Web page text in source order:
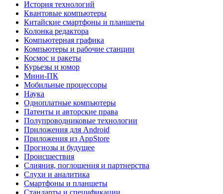
История технологий
Квантовые компьютеры
Китайские смартфоны и планшеты
Колонка редактора
Компьютерная графика
Компьютеры и рабочие станции
Космос и ракеты
Курьезы и юмор
Мини-ПК
Мобильные процессоры
Наука
Одноплатные компьютеры
Патенты и авторские права
Полупроводниковые технологии
Приложения для Android
Приложения из AppStore
Прогнозы и будущее
Происшествия
Слияния, поглощения и партнерства
Слухи и аналитика
Смартфоны и планшеты
Стандарты и спецификации